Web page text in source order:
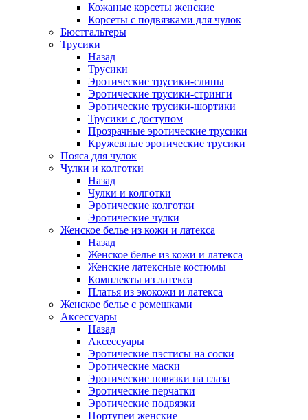
Кожаные корсеты женские
Корсеты с подвязками для чулок
Бюстгальтеры
Трусики
Назад
Трусики
Эротические трусики-слипы
Эротические трусики-стринги
Эротические трусики-шортики
Трусики с доступом
Прозрачные эротические трусики
Кружевные эротические трусики
Пояса для чулок
Чулки и колготки
Назад
Чулки и колготки
Эротические колготки
Эротические чулки
Женское белье из кожи и латекса
Назад
Женское белье из кожи и латекса
Женские латексные костюмы
Комплекты из латекса
Платья из экокожи и латекса
Женское белье с ремешками
Аксессуары
Назад
Аксессуары
Эротические пэстисы на соски
Эротические маски
Эротические повязки на глаза
Эротические перчатки
Эротические подвязки
Портупеи женские